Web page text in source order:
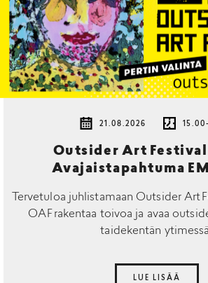
21.08.2026
Outsider Art Festival
Avajaistapahtuma
Tervetuloa juhlistamaan Outsider Art
OAF rakentaa toivoa ja avaa
taidekentän
LUE LISÄÄ